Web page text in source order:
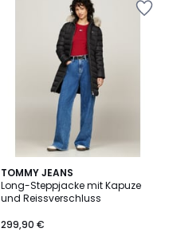
TOMMY JEANS
Long-Steppjacke mit Kapuze
und Reissverschluss
299,90 €